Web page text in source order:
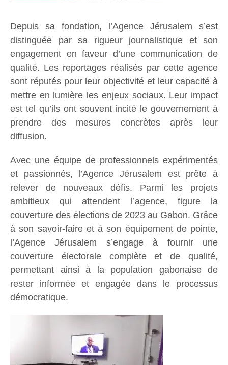
Depuis sa fondation, l’Agence Jérusalem s’est
distinguée par sa rigueur journalistique et son
engagement en faveur d’une communication de
qualité. Les reportages réalisés par cette agence
sont réputés pour leur objectivité et leur capacité à
mettre en lumière les enjeux sociaux. Leur impact
est tel qu’ils ont souvent incité le gouvernement à
prendre des mesures concrètes après leur
diffusion.
Avec une équipe de professionnels expérimentés
et passionnés, l’Agence Jérusalem est prête à
relever de nouveaux défis. Parmi les projets
ambitieux qui attendent l’agence, figure la
couverture des élections de 2023 au Gabon. Grâce
à son savoir-faire et à son équipement de pointe,
l’Agence Jérusalem s’engage à fournir une
couverture électorale complète et de qualité,
permettant ainsi à la population gabonaise de
rester informée et engagée dans le processus
démocratique.